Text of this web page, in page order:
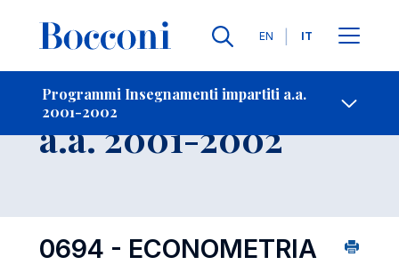
Lingue
EN IT
Programmi Insegnamenti impartiti a.a.
2001-2002
-
Insegnamento
a.a. 2001-2002
0694 - ECONOMETRIA